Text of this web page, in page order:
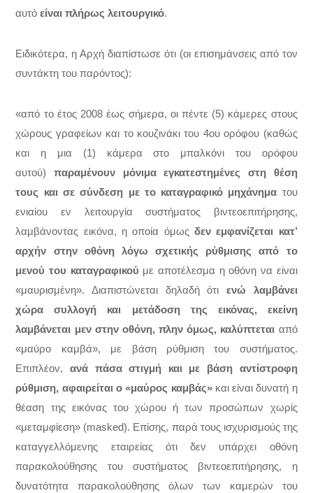
αυτόείναι πλήρως λειτουργικό.
Ειδικότερα, η Αρχή διαπίστωσε ότι (οι επισημάνσεις από τον
συντάκτη του παρόντος):
«από το έτος 2008 έως σήμερα, οι πέντε (5) κάμερες στους
χώρους γραφείων και το κουζινάκι του 4ου ορόφου (καθώς
και η μια (1) κάμερα στο μπαλκόνι του ορόφου
αυτού)παραμένουν μόνιμα εγκατεστημένες στη θέση
τους και σε σύνδεση με το καταγραφικό μηχάνημα του
ενιαίου εν λειτουργία συστήματος βιντεοεπιτήρησης,
λαμβάνοντας εικόνα, η οποία όμως δεν εμφανίζεται κατ’
αρχήν στην οθόνη λόγω σχετικής ρύθμισης από το
μενού του καταγραφικού με αποτέλεσμα η οθόνη να είναι
«μαυρισμένη». Διαπιστώνεται δηλαδή ότι ενώ λαμβάνει
χώρα συλλογή και μετάδοση της εικόνας, εκείνη
λαμβάνεται μεν στην οθόνη, πλην όμως, καλύπτεται από
«μαύρο καμβά», με βάση ρύθμιση του συστήματος.
Επιπλέον,ανά πάσα στιγμή και με βάση αντίστροφη
ρύθμιση, αφαιρείται ο «μαύρος καμβάς»και είναι δυνατή η
θέαση της εικόνας του χώρου ή των προσώπων χωρίς
«μεταμφίεση» (masked). Επίσης, παρά τους ισχυρισμούς της
καταγγελλόμενης εταιρείας ότι δεν υπάρχει οθόνη
παρακολούθησης του συστήματος βιντεοεπιτήρησης, η
δυνατότητα παρακολούθησης όλων των καμερών του